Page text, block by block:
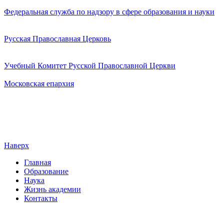
Федеральная служба по надзору в сфере образования и науки
Русская Православная Церковь
Учебный Комитет Русской Православной Церкви
Московская епархия
Наверх
Главная
Образование
Наука
Жизнь академии
Контакты